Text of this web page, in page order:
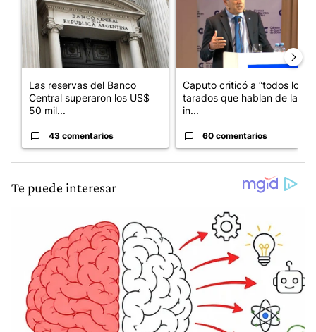
Las reservas del Banco
Central superaron los US$
50 mil...
43 comentarios
Caputo criticó a “todos los
tarados que hablan de la
in...
60 comentarios